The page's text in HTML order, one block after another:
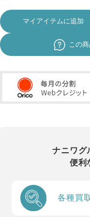
マイアイテムに追加
この
ナニワグ
便利
各種買